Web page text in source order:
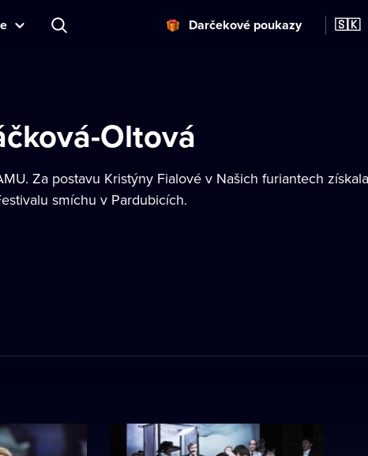
Darčekové poukazy 🇸🇰
Oltová
Za postavu Kristýny Fialové v Našich furiantech
smíchu v Pardubicích.